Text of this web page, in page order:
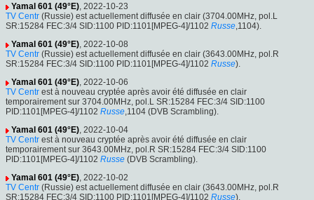
Yamal 601 (49°E), 2022-10-23
TV Centr (Russie) est actuellement diffusée en clair (3704.00MHz, pol.L
SR:15284 FEC:3/4 SID:1100 PID:1101[MPEG-4]/1102 Russe,1104).
Yamal 601 (49°E), 2022-10-08
TV Centr (Russie) est actuellement diffusée en clair (3643.00MHz, pol.R
SR:15284 FEC:3/4 SID:1100 PID:1101[MPEG-4]/1102 Russe).
Yamal 601 (49°E), 2022-10-06
TV Centr est à nouveau cryptée après avoir été diffusée en clair
temporairement sur 3704.00MHz, pol.L SR:15284 FEC:3/4 SID:1100
PID:1101[MPEG-4]/1102 Russe,1104 (DVB Scrambling).
Yamal 601 (49°E), 2022-10-04
TV Centr est à nouveau cryptée après avoir été diffusée en clair
temporairement sur 3643.00MHz, pol.R SR:15284 FEC:3/4 SID:1100
PID:1101[MPEG-4]/1102 Russe (DVB Scrambling).
Yamal 601 (49°E), 2022-10-02
TV Centr (Russie) est actuellement diffusée en clair (3643.00MHz, pol.R
SR:15284 FEC:3/4 SID:1100 PID:1101[MPEG-4]/1102 Russe).